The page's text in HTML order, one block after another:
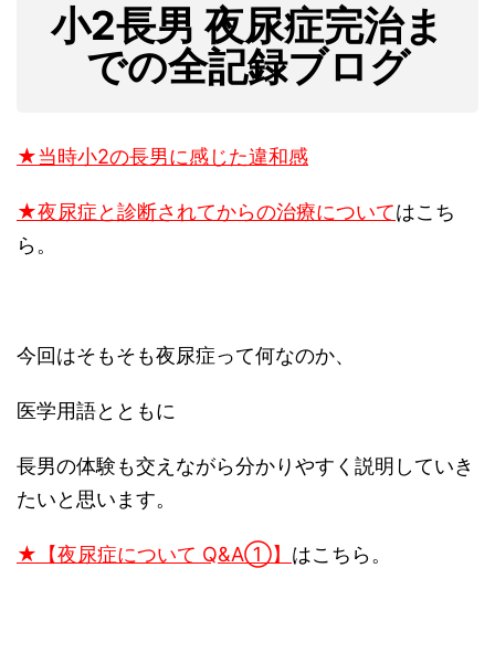
小2長男 夜尿症完治ま
での全記録ブログ
★当時小2の長男に感じた違和感
★夜尿症と診断されてからの治療についてはこち
ら。
今回はそもそも夜尿症って何なのか、
医学用語とともに
長男の体験も交えながら分かりやすく説明していき
たいと思います。
★【夜尿症について Q&A①】 はこちら。